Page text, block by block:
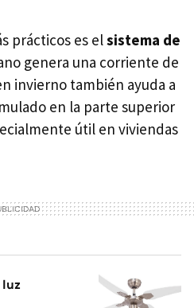
prácticos es elsistema de
genera una corriente de
invierno también ayuda a
en la parte superior
útil en viviendas